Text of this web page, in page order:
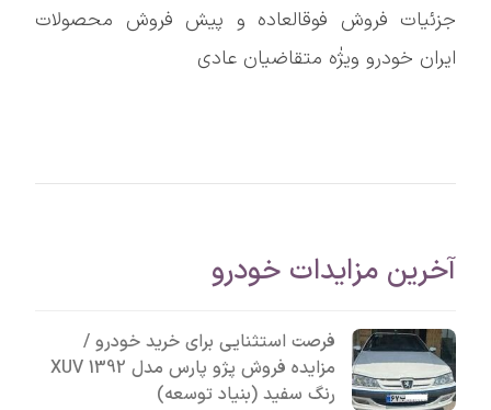
جزئیات فروش فوقالعاده و پیش فروش محصولات
ایران خودرو ویژٰه متقاضیان عادی
آخرین مزایدات خودرو
فرصت استثنایی برای خرید خودرو /
مزایده فروش پژو پارس مدل 1392 XUV
رنگ سفید (بنیاد توسعه)